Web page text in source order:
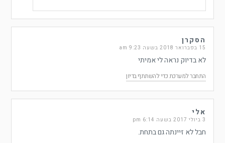
הסקרן
15 בפברואר 2018 בשעה 9:23 am
לא בדיוק נראה לי אמיתי
התחבר למערכת כדי להשתתף בדיון
אלי
3 ביולי 2017 בשעה 6:14 pm
חבל לא זיינתה גם בתחת.